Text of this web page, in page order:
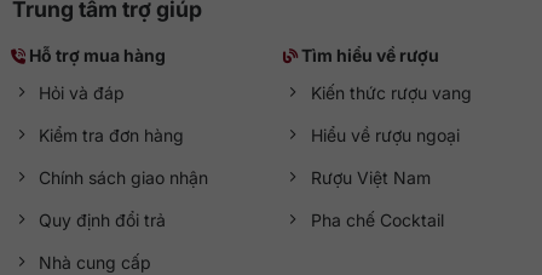
Trung tâm trợ giúp
Hỗ trợ mua hàng
Hỏi và đáp
Kiểm tra đơn hàng
Chính sách giao nhận
Quy định đổi trả
Nhà cung cấp
Tìm hiểu về rượu
Kiến thức rượu vang
Hiểu về rượu ngoại
Rượu Việt Nam
Pha chế Cocktail